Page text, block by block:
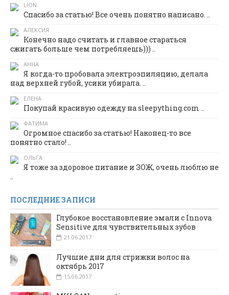
LION
Спасибо за статью! Все очень понятно написано. ..
АЛЕКСИЯ
Конечно надо считать и главное стараться
сжигать больше чем потребляешь))) ..
АННА
Я когда-то пробовала электроэпиляцию, делала
над верхней губой, усики убирала. ..
ЕЛЕНА
Покупай красивую одежду на sleepything.com ..
ФАТИМА
Огромное спасибо за статью! Наконец-то все
понятно стало! ..
ОЛЬГА
Я тоже за здоровое питание и ЗОЖ, очень люблю не
..
ПОСЛЕДНИЕ ЗАПИСИ
Глубокое восстановление эмали с Innova
Sensitive для чувствительных зубов
21.06.2017
Лучшие дни для стрижки волос на
октябрь 2017
15.06.2017